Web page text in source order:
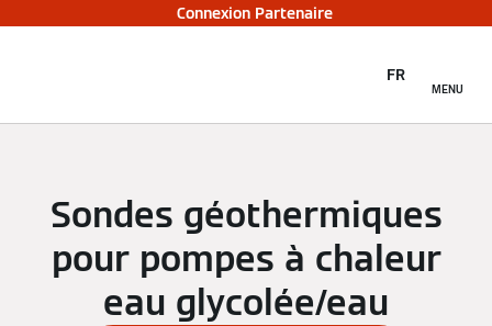
Connexion Partenaire
MENU
FR
Sondes géothermiques
pour pompes à chaleur
eau glycolée/eau